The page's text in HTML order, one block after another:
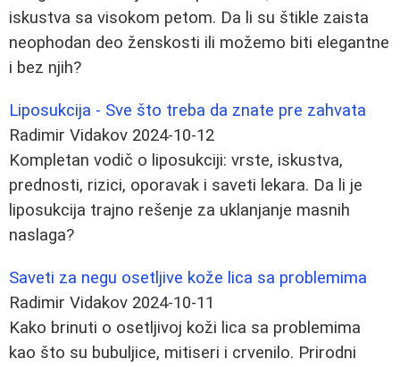
iskustva sa visokom petom. Da li su štikle zaista
neophodan deo ženskosti ili možemo biti elegantne
i bez njih?
Liposukcija - Sve što treba da znate pre zahvata
Radimir Vidakov 2024-10-12
Kompletan vodič o liposukciji: vrste, iskustva,
prednosti, rizici, oporavak i saveti lekara. Da li je
liposukcija trajno rešenje za uklanjanje masnih
naslaga?
Saveti za negu osetljive kože lica sa problemima
Radimir Vidakov 2024-10-11
Kako brinuti o osetljivoj koži lica sa problemima
kao što su bubuljice, mitiseri i crvenilo. Prirodni